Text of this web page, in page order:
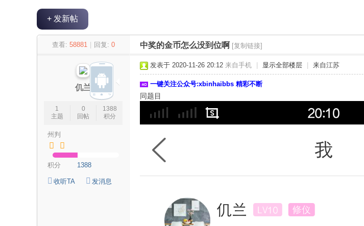
新
滨
+ 发新帖
查看: 58881 回复: 0 中奖的金币怎么没到位啊 [复制链接]
仉兰
1
主题
0
回帖
1388
积分
州判
积分 1388
收听TA 发消息
发表于 2020-11-26 20:12 来自手机 显示全部楼层 来自江苏
一键关注公众号:xbinhaibbs 精彩不断
同题目